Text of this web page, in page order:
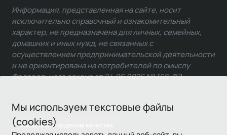
Мы используем текстовые файлы
(cookies)
Связаться с отделом качества
Информация, представленная на сайте, носит
исключительно справочный и ознакомительный
характер, не предназначена для личных, семейных,
домашних и иных нужд, не связанных с
осуществлением предпринимательской деятельности
и не ориентирована на потребителей по смыслу
Федерального закона от 24.06.2025 № 168-ФЗ.